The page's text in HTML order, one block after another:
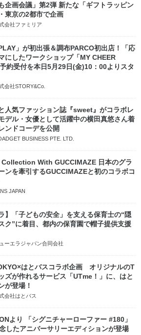
企画会議」第2弾 新たな「ギフトラッピン
東京の2都市で企画
会社ファミリア
」が初出張＆調布PARCO初出店！「応
にしたワークショップ「MY CHEER
約受付を本日5月29日(金)10：00よりスタ
会社STORY&Co.
人気ファッション誌『sweet』がコラボレ
デル・女優として活躍中の横田真悠さん着
ンドコーデを公開
BUSINESS PTE. LTD.
With GUCCIMAZE 日本のグラ
ンを牽引するGUCCIMAZEと初のコラボコ
JAPAN
】「子どもの安全」を支える保育士の“隠
ク”に着目、都内の保育園で帽子提供支援
ーエラジャパン合同会社
はとバスコラボ企画 オリジナルのT
ズが作れるサービス「UTme！」に、はと
が登場！
会社はとバス
より 「シグニチャーローファー #180」
したアニバーサリーエディションが登場